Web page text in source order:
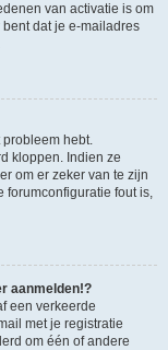
van activatie is om
dat je e-mailadres
hebt.
kloppen. Indien ze
om er zeker van te zijn
forumconfiguratie fout is,
aanmelden!?
een verkeerde
met je registratie
om één of andere